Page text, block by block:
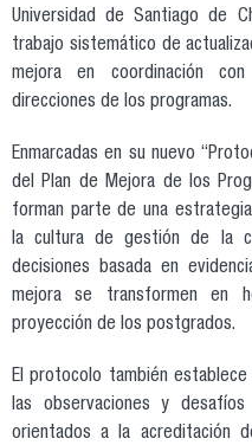
Universidad de Santiago de
trabajo sistemático de
mejora en coordinación
direcciones de los programas.
Enmarcadas en su nuevo
del Plan de Mejora de los
forman parte de una
la cultura de gestión de la
decisiones basada en
mejora se transformen en
proyección de los postgrados.
El protocolo también establece
las observaciones y
orientados a la acreditación